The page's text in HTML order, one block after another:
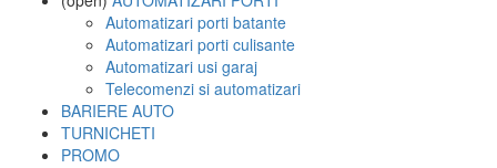
Automatizari porti batante
Automatizari porti culisante
Automatizari usi garaj
Telecomenzi si automatizari
BARIERE AUTO
TURNICHETI
PROMO